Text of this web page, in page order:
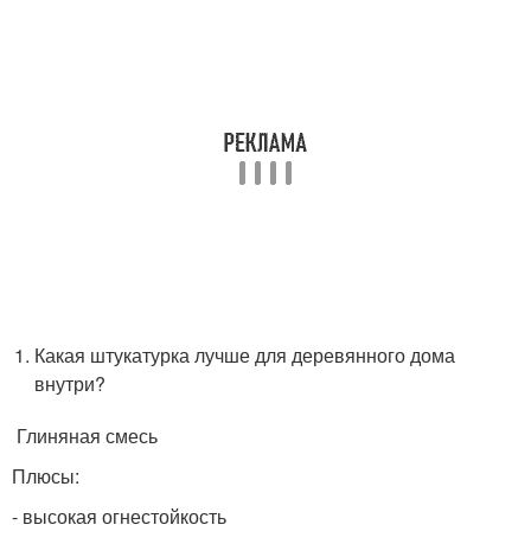
Какая штукатурка лучше для деревянного дома
внутри?
Глиняная смесь
Плюсы:
- высокая огнестойкость